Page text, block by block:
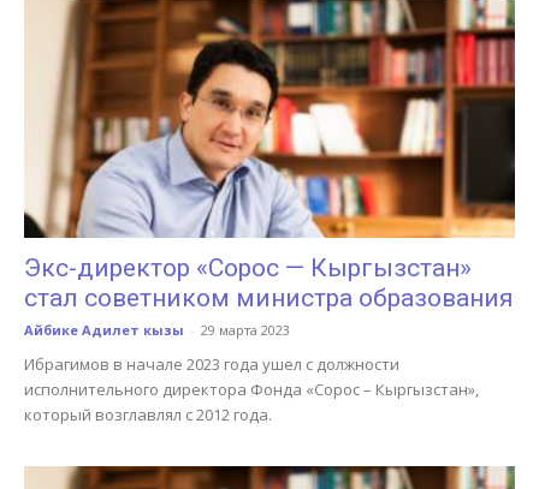
Экс-директор «Сорос — Кыргызстан»
стал советником министра образования
Айбике Адилет кызы - 29 марта 2023
Ибрагимов в начале 2023 года ушел с должности
исполнительного директора Фонда «Сорос – Кыргызстан»,
который возглавлял с 2012 года.